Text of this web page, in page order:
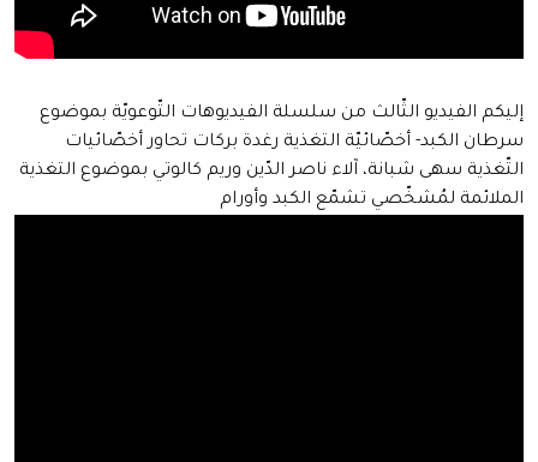
إليكم الفيديو الثّالث من سلسلة الفيديوهات التّوعويّة بموضوع
سرطان الكبد- أخصّائيّة التغذية رغدة بركات تحاور أخصّائيات
التّغذية سهى شبانة، آلاء ناصر الدّين وريم كالوتي بموضوع التغذية
الملائمة لمُشخّصي تشمّع الكبد وأورام